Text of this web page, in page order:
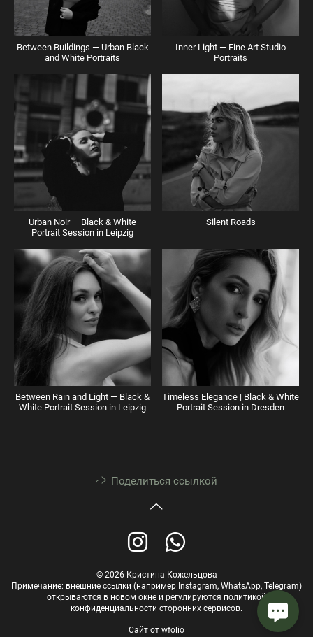
Between Buildings — Urban Black
and White Portraits
Inner Light — Fine Art Studio
Portraits
Urban Noir — Black & White
Portrait Session in Leipzig
Silent Roads
Between Rain and Light — Black &
White Portrait Session in Leipzig
Timeless Elegance | Black & White
Portrait Session in Dresden
Поделиться ссылкой
© 2026 Кристина Кожельцова
Примечание: внешние ссылки (например Instagram, WhatsApp, Telegram)
открываются в новом окне и регулируются политикой
конфиденциальности сторонних сервисов.
Сайт от wfolio